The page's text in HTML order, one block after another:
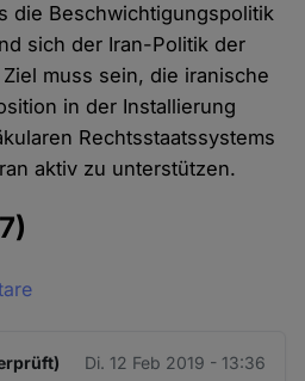
die Beschwichtigungspolitik
sich der Iran-Politik der
muss sein, die iranische
in der Installierung
Rechtsstaatssystems
aktiv zu unterstützen.
Di. 12 Feb 2019 - 13:36